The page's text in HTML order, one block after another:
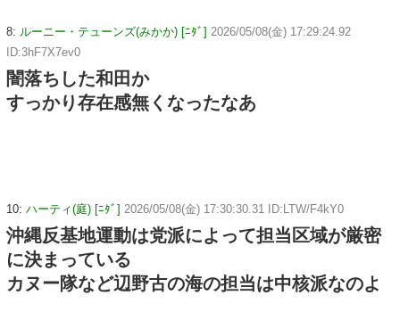
8: ルーニー・テューンズ(みかか) [ﾆﾀﾞ] 2026/05/08(金) 17:29:24.92
ID:3hF7X7ev0
闇落ちした和田か
すっかり存在感無くなったなあ
10: ハーティ(庭) [ﾆﾀﾞ] 2026/05/08(金) 17:30:30.31 ID:LTW/F4kY0
沖縄反基地運動は党派によって担当区域が厳密
に決まっている
カヌー隊など辺野古の海の担当は中核派なのよ